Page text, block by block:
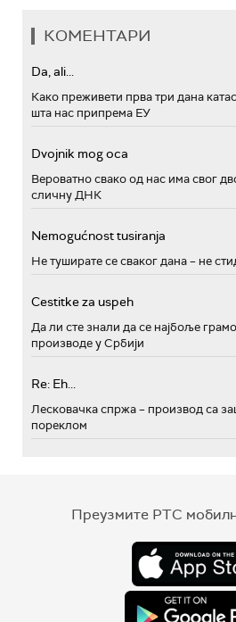
КОМЕНТАРИ
Da, ali...
Како преживети прва три дана
шта нас припрема ЕУ
Dvojnik mog oca
Вероватно свако од нас има свог
сличну ДНК
Nemogućnost tusiranja
Не туширате се сваког дана – не
Cestitke za uspeh
Да ли сте знали да се најбоље
производе у Србији
Re: Eh...
Лесковачка спржа – производ са
пореклом
Преузмите РТС